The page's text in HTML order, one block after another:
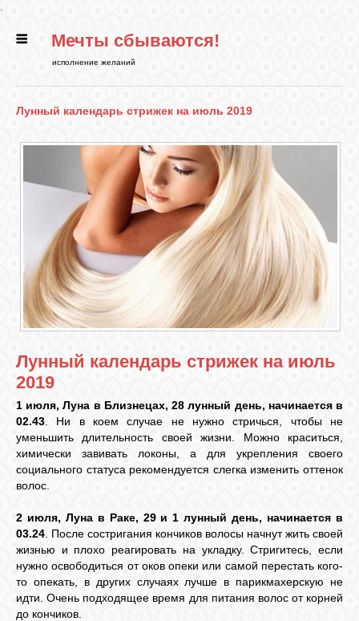
.
ГЛАВНАЯ
РИТУАЛЫ
ФЭН-ШУЙ
КАРТИНКИ
ФОРУМ
ЧАТ
СОННИК
Мечты сбываются!
исполнение желаний
Лунный календарь стрижек на июль 2019
Лунный календарь стрижек на июль
2019
1 июля, Луна в Близнецах, 28 лунный день, начинается в
02.43 . Ни в коем случае не нужно стричься, чтобы не
уменьшить длительность своей жизни. Можно краситься,
химически завивать локоны, а для укрепления своего
социального статуса рекомендуется слегка изменить оттенок
волос.
2 июля, Луна в Раке, 29 и 1 лунный день, начинается в
03.24 . После состригания кончиков волосы начнут жить своей
жизнью и плохо реагировать на укладку. Стригитесь, если
нужно освободиться от оков опеки или самой перестать кого-
то опекать, в других случаях лучше в парикмахерскую не
идти. Очень подходящее время для питания волос от корней
до кончиков.